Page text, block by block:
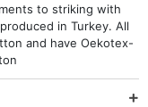
to striking with
in Turkey. All
and have Oekotex-